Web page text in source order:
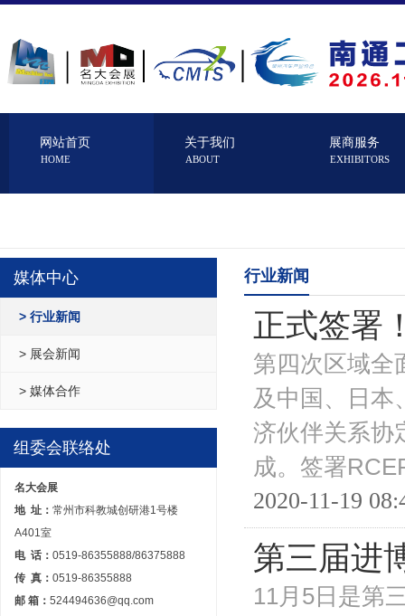
网站首页
HOME
关于我们
ABOUT
展商服务
EXHIBITORS
媒体中心
> 行业新闻
> 展会新闻
> 媒体合作
组委会联络处
名大会展
地 址： 常州市科教城创研港1号楼
A401室
电 话： 0519-86355888/86375888
传 真： 0519-86355888
邮 箱： 524494636@qq.com
行业新闻
正式签署
第四次区域全
及中国、日本
济伙伴关系协
成。签署
2020-11-19
第三届进
11月5日是第